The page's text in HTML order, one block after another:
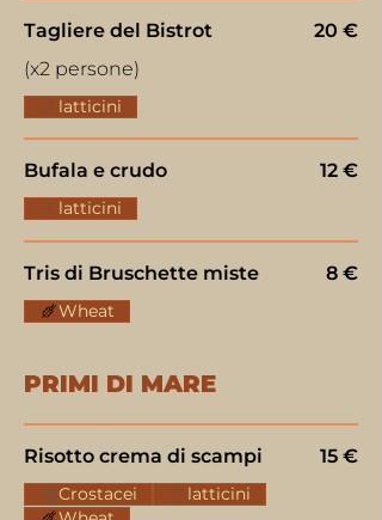
Tagliere del Bistrot
(x2 persone)
20 €
latticini
Bufala e crudo 12 €
latticini
Tris di Bruschette miste 8 €
Wheat
PRIMI DI MARE
Risotto crema di scampi 15 €
Crostacei
latticini